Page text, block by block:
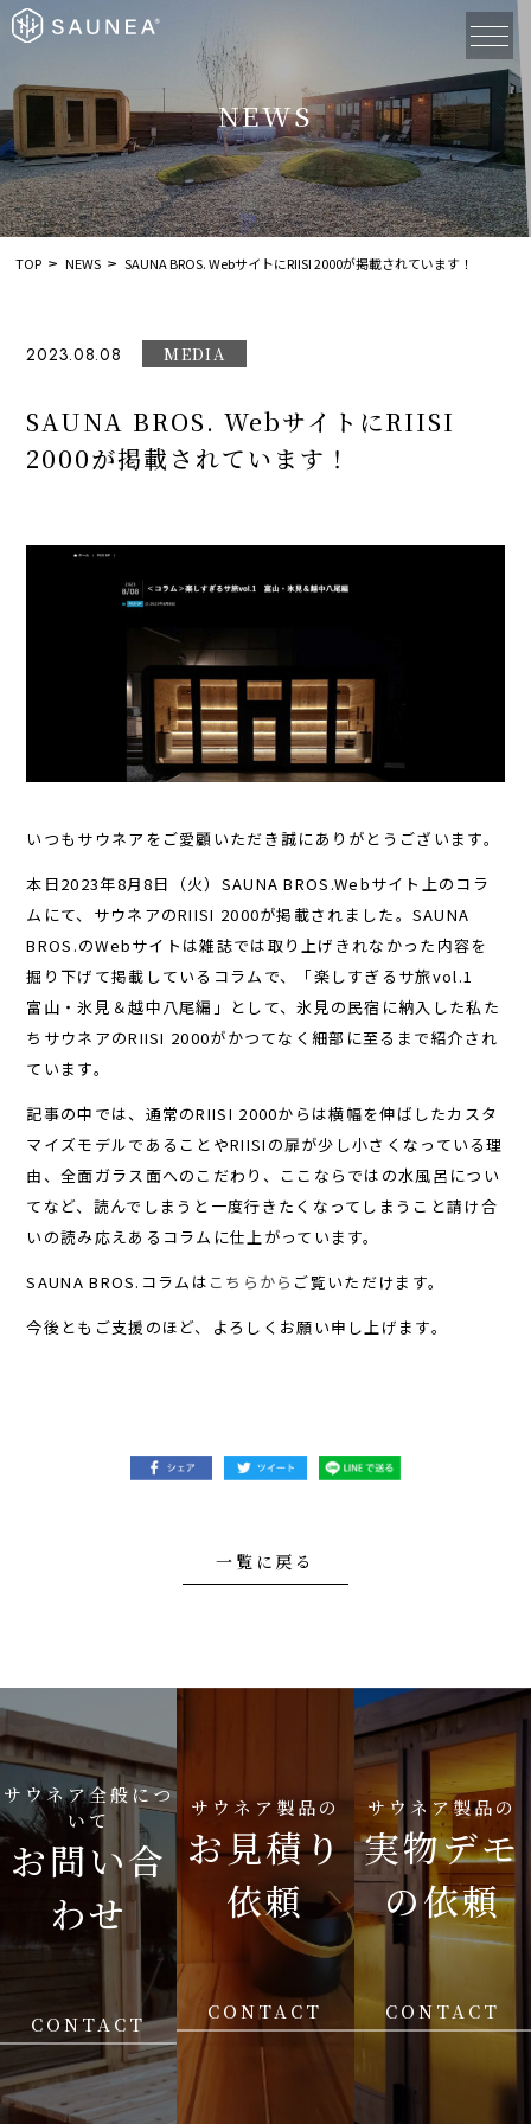
NEWS
TOP NEWS SAUNA BROS. WebサイトにRIISI 2000が掲載されています！
2023.08.08 MEDIA
SAUNA BROS. WebサイトにRIISI
2000が掲載されています！
いつもサウネアをご愛顧いただき誠にありがとうございます。
本日2023年8月8日（火）SAUNA BROS.Webサイト上のコラ
ムにて、サウネアのRIISI 2000が掲載されました。SAUNA
BROS.のWebサイトは雑誌では取り上げきれなかった内容を
掘り下げて掲載しているコラムで、「楽しすぎるサ旅vol.1
富山・氷見＆越中八尾編」として、氷見の民宿に納入した私た
ちサウネアのRIISI 2000がかつてなく細部に至るまで紹介され
ています。
記事の中では、通常のRIISI 2000からは横幅を伸ばしたカスタ
マイズモデルであることやRIISIの扉が少し小さくなっている理
由、全面ガラス面へのこだわり、ここならではの水風呂につい
てなど、読んでしまうと一度行きたくなってしまうこと請け合
いの読み応えあるコラムに仕上がっています。
SAUNA BROS.コラムは こちらから ご覧いただけます。
今後ともご支援のほど、よろしくお願い申し上げます。
一覧に戻る
サウネア全般につ
いて
お問い合
わせ
CONTACT
サウネア製品の
お見積り
依頼
CONTACT
サウネア製品の
実物デモ
の依頼
CONTACT